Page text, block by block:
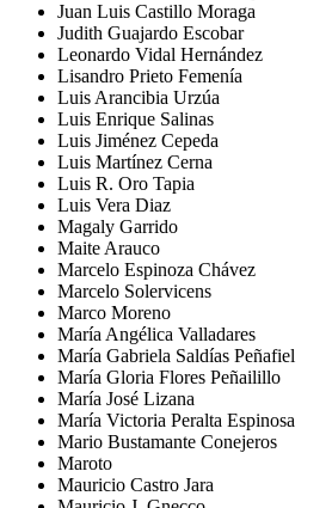
Juan Luis Castillo Moraga
Judith Guajardo Escobar
Leonardo Vidal Hernández
Lisandro Prieto Femenía
Luis Arancibia Urzúa
Luis Enrique Salinas
Luis Jiménez Cepeda
Luis Martínez Cerna
Luis R. Oro Tapia
Luis Vera Diaz
Magaly Garrido
Maite Arauco
Marcelo Espinoza Chávez
Marcelo Solervicens
Marco Moreno
María Angélica Valladares
María Gabriela Saldías Peñafiel
María Gloria Flores Peñailillo
María José Lizana
María Victoria Peralta Espinosa
Mario Bustamante Conejeros
Maroto
Mauricio Castro Jara